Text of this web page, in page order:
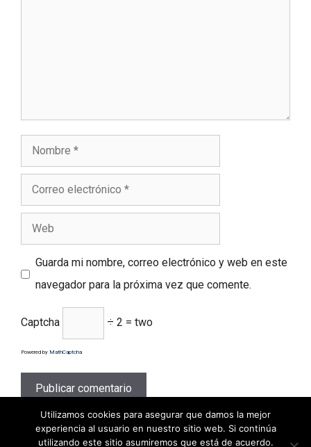
Nombre
Correo
electrónico
Web
Guarda mi nombre, correo electrónico y web en este
navegador para la próxima vez que comente.
Captcha ÷ 2 = two
Powered by MathCaptcha
Utilizamos cookies para asegurar que damos la mejor
experiencia al usuario en nuestro sitio web. Si continúa
utilizando este sitio asumiremos que está de acuerdo.